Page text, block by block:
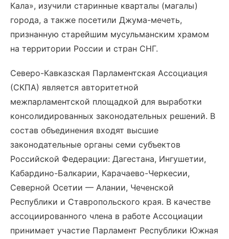
Кала», изучили старинные кварталы (магалы)
города, а также посетили Джума-мечеть,
признанную старейшим мусульманским храмом
на территории России и стран СНГ.
Северо-Кавказская Парламентская Ассоциация
(СКПА) является авторитетной
межпарламентской площадкой для выработки
консолидированных законодательных решений. В
состав объединения входят высшие
законодательные органы семи субъектов
Российской Федерации: Дагестана, Ингушетии,
Кабардино-Балкарии, Карачаево-Черкесии,
Северной Осетии — Алании, Чеченской
Республики и Ставропольского края. В качестве
ассоциированного члена в работе Ассоциации
принимает участие Парламент Республики Южная